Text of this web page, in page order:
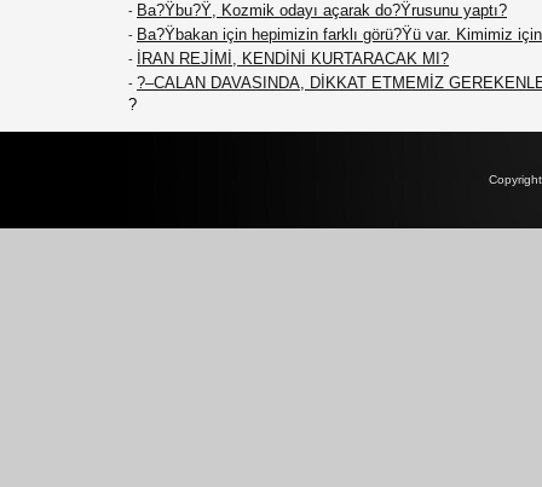
- Ba?Ÿbu?Ÿ, Kozmik odayı açarak do?Ÿrusunu yaptı?
- Ba?Ÿbakan için hepimizin farklı görü?Ÿü var. Kimimiz
- İRAN REJİMİ, KENDİNİ KURTARACAK MI?
- ?–CALAN DAVASINDA, DİKKAT ETMEMİZ
?